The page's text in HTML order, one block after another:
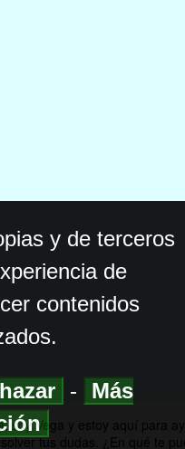
y de terceros
de
contenidos
-
Más